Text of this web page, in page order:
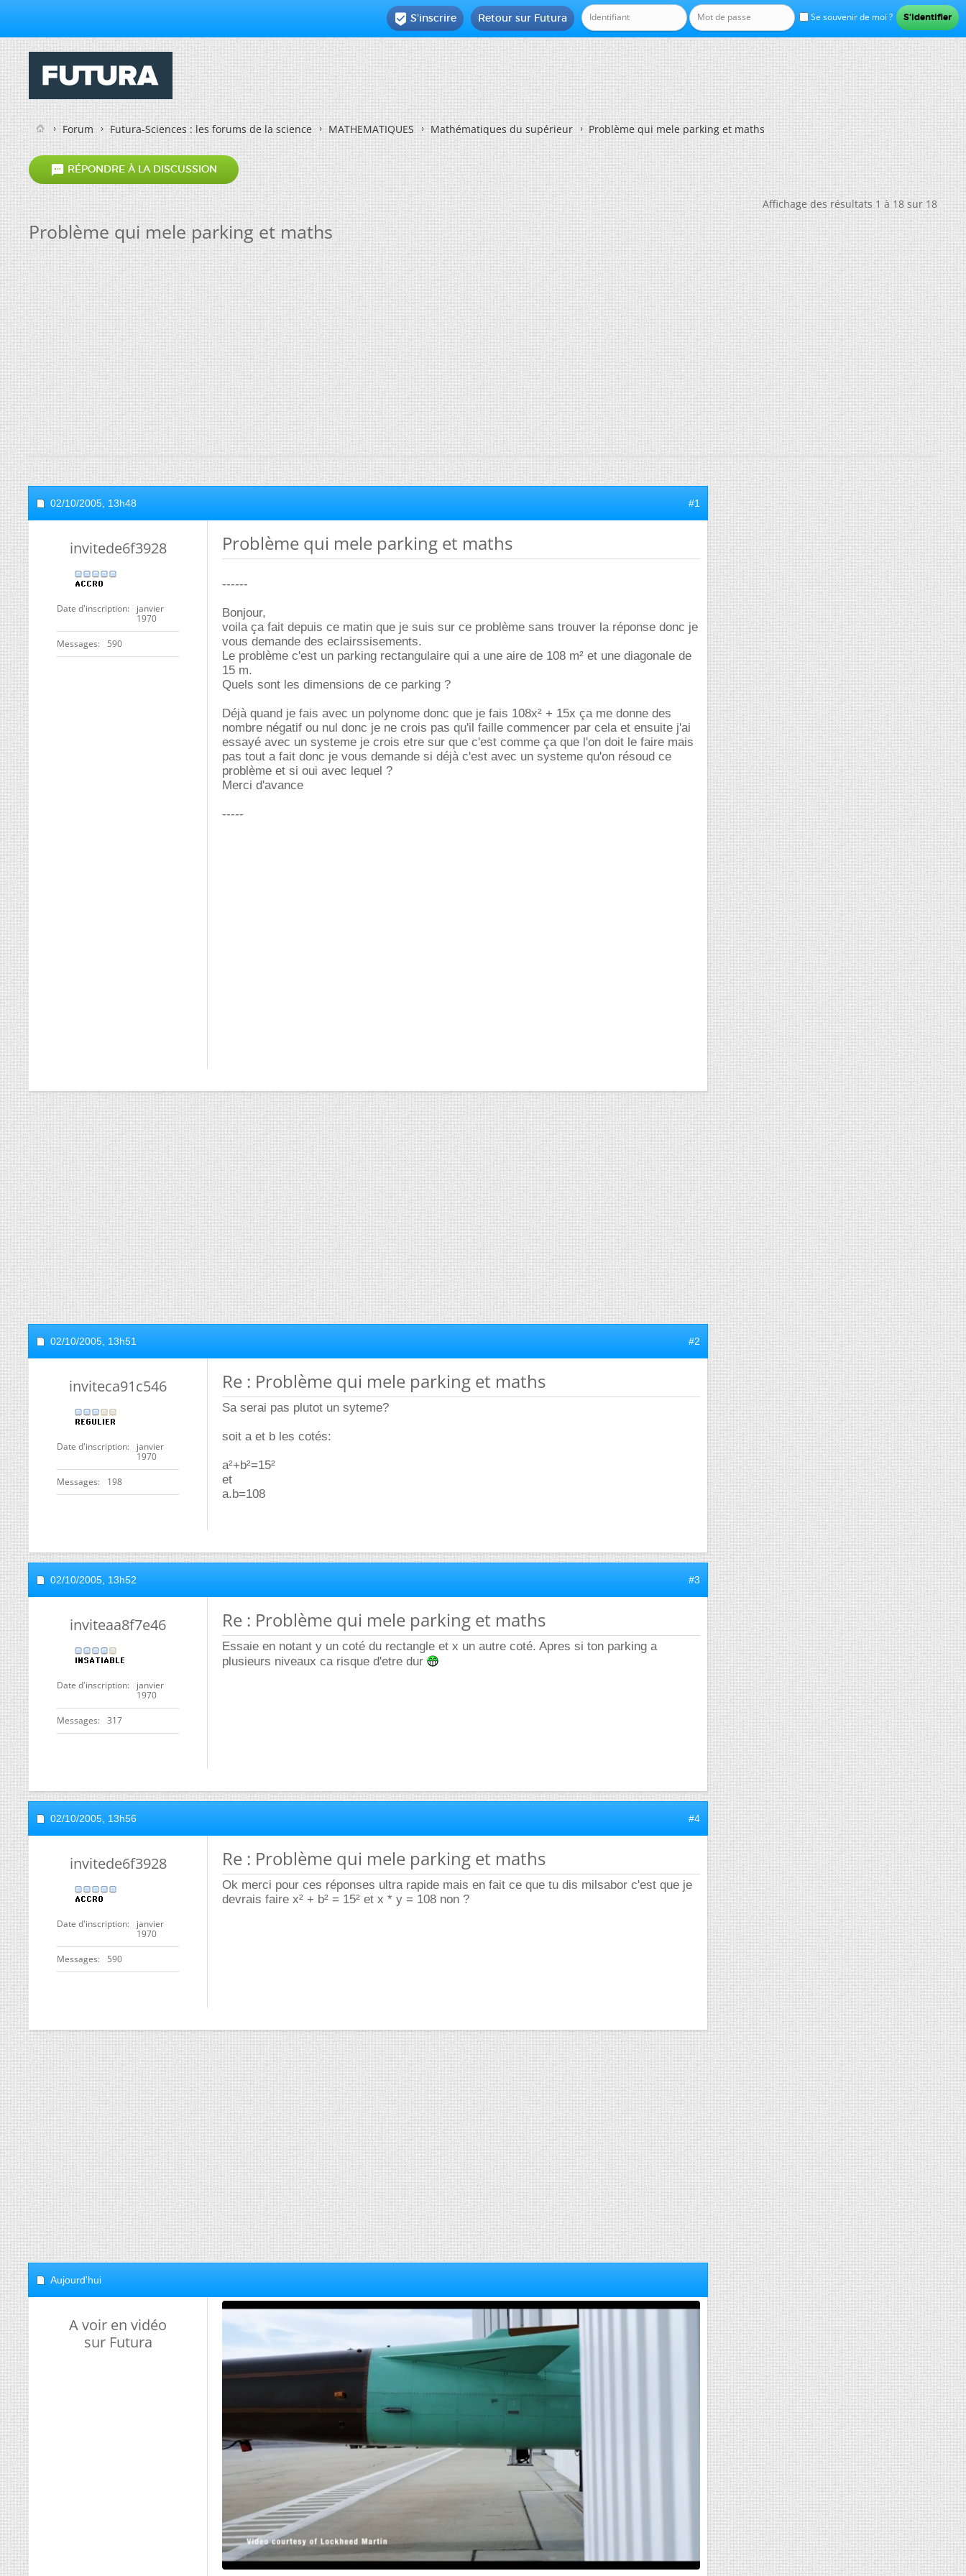
Se souvenir de moi ?
Retour sur Futura
 S'inscrire
Forum Futura-Sciences : les forums de la science MATHEMATIQUES Mathématiques du supérieur Problème qui mele parking et maths
 RÉPONDRE À LA DISCUSSION
Affichage des résultats 1 à 18 sur 18
Problème qui mele parking et maths
02/10/2005, 13h48 #1
invitede6f3928
Date d'inscription
janvier
1970
Messages 590
Problème qui mele parking et maths
------
Bonjour,
voila ça fait depuis ce matin que je suis sur ce problème sans trouver la réponse donc je
vous demande des eclairssisements.
Le problème c'est un parking rectangulaire qui a une aire de 108 m² et une diagonale de
15 m.
Quels sont les dimensions de ce parking ?
Déjà quand je fais avec un polynome donc que je fais 108x² + 15x ça me donne des
nombre négatif ou nul donc je ne crois pas qu'il faille commencer par cela et ensuite j'ai
essayé avec un systeme je crois etre sur que c'est comme ça que l'on doit le faire mais
pas tout a fait donc je vous demande si déjà c'est avec un systeme qu'on résoud ce
problème et si oui avec lequel ?
Merci d'avance
-----
02/10/2005, 13h51 #2
inviteca91c546
Date d'inscription
janvier
1970
Messages 198
Re : Problème qui mele parking et maths
Sa serai pas plutot un syteme?
soit a et b les cotés:
a²+b²=15²
et
a.b=108
02/10/2005, 13h52 #3
inviteaa8f7e46
Date d'inscription
janvier
1970
Messages 317
Re : Problème qui mele parking et maths
Essaie en notant y un coté du rectangle et x un autre coté. Apres si ton parking a
plusieurs niveaux ca risque d'etre dur
02/10/2005, 13h56 #4
invitede6f3928
Date d'inscription
janvier
1970
Messages 590
Re : Problème qui mele parking et maths
Ok merci pour ces réponses ultra rapide mais en fait ce que tu dis milsabor c'est que je
devrais faire x² + b² = 15² et x * y = 108 non ?
Aujourd'hui
A voir en vidéo
sur Futura